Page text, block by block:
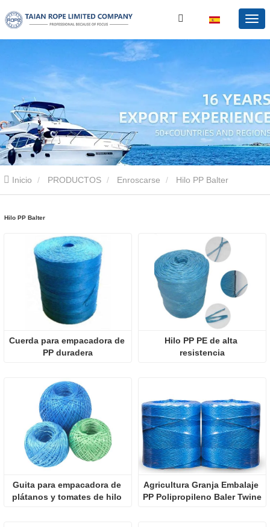
Inicio PRODUCTOS Enroscarse Hilo PP Balter
Hilo PP Balter
Cuerda para empacadora de
PP duradera
Hilo PP PE de alta
resistencia
Guita para empacadora de
plátanos y tomates de hilo
Agricultura Granja Embalaje
PP Polipropileno Baler Twine